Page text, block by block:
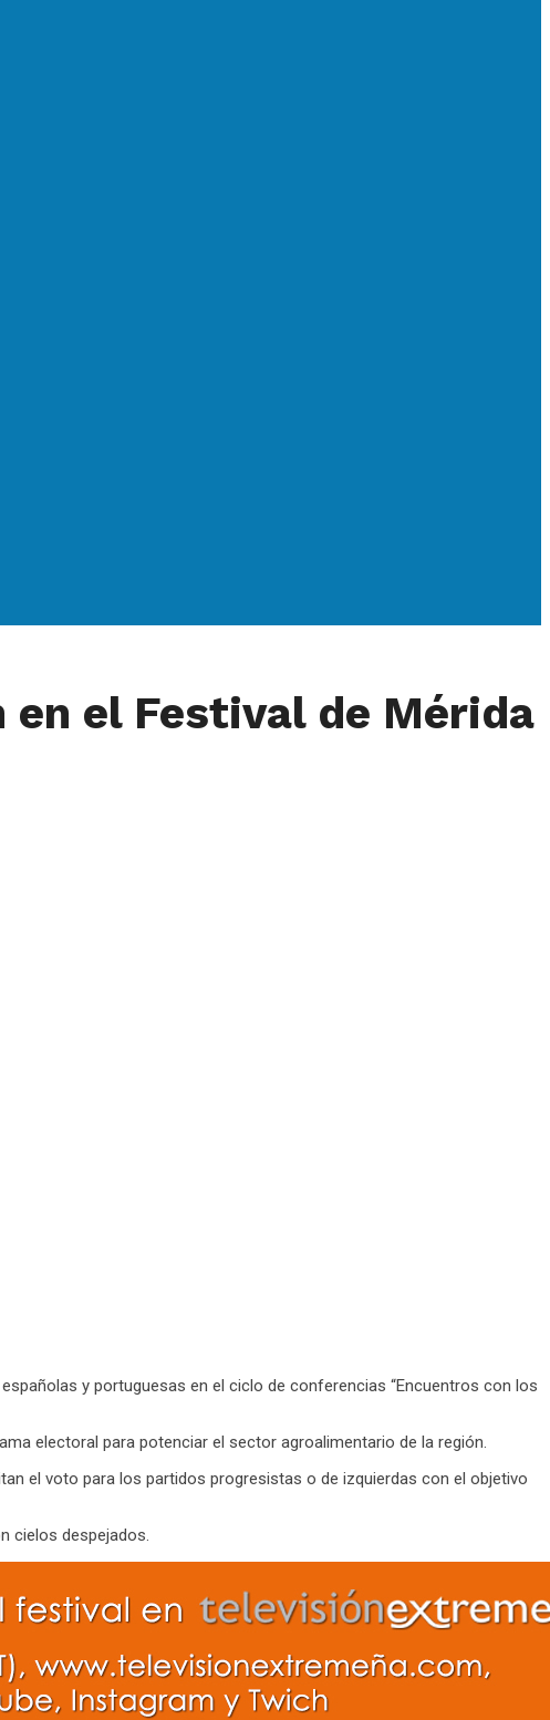
el Festival de Mérida
y portuguesas en el ciclo de conferencias “Encuentros con los
electoral para potenciar el sector agroalimentario de la región.
el voto para los partidos progresistas o de izquierdas con el objetivo
cielos despejados.